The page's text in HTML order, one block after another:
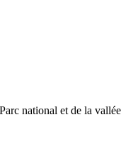
national et de la